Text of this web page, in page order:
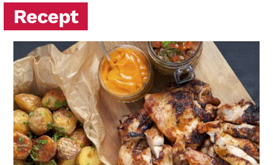
Recept